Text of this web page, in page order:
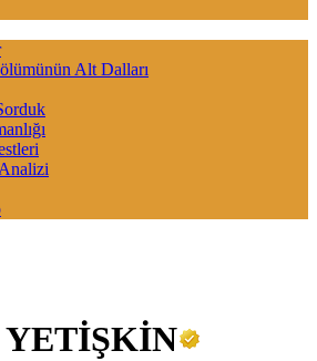
Alt Dalları
YETİŞKİN